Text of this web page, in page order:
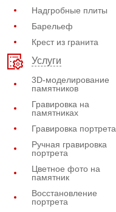
Надгробные плиты
Барельеф
Крест из гранита
Услуги
3D-моделирование
памятников
Гравировка на
памятниках
Гравировка портрета
Ручная гравировка
портрета
Цветное фото на
памятник
Восстановление
портрета